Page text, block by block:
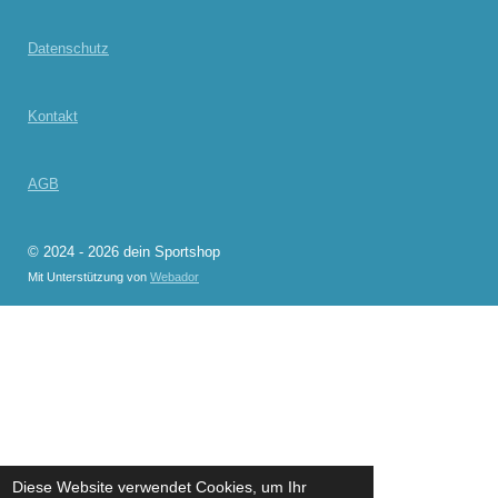
Diese Website verwendet Cookies, um Ihr
Datenschutz
Kontakt
AGB
© 2024 - 2026 dein Sportshop
Mit Unterstützung von Webador